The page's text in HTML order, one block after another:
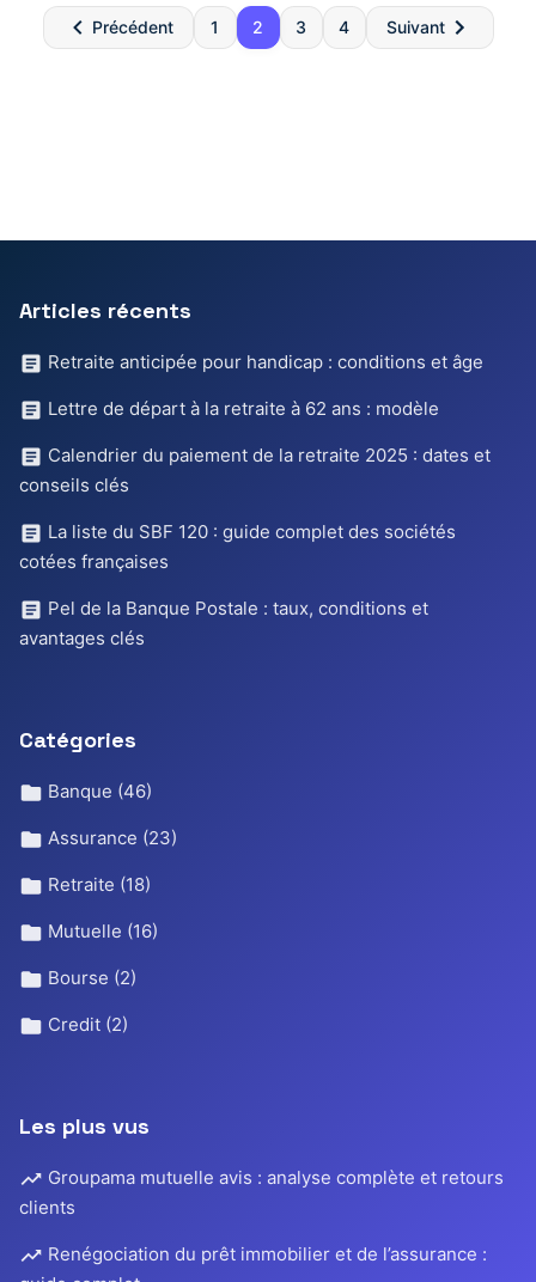
Pagination
des
Précédent 1 2 3 4 Suivant
Articles récents
Retraite anticipée pour handicap : conditions et âge
Lettre de départ à la retraite à 62 ans : modèle
Calendrier du paiement de la retraite 2025 : dates et
conseils clés
La liste du SBF 120 : guide complet des sociétés
cotées françaises
Pel de la Banque Postale : taux, conditions et
avantages clés
Catégories
Banque (46)
Assurance (23)
Retraite (18)
Mutuelle (16)
Bourse (2)
Credit (2)
Les plus vus
Groupama mutuelle avis : analyse complète et retours
clients
Renégociation du prêt immobilier et de l’assurance :